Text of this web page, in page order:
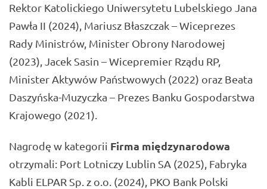
Rektor Katolickiego Uniwersytetu Lubelskiego Jana
Pawła II (2024), Mariusz Błaszczak – Wiceprezes
Rady Ministrów, Minister Obrony Narodowej
(2023), Jacek Sasin – Wicepremier Rządu RP,
Minister Aktywów Państwowych (2022) oraz Beata
Daszyńska-Muzyczka – Prezes Banku Gospodarstwa
Krajowego (2021).
Nagrodę w kategorii Firma międzynarodowa
otrzymali: Port Lotniczy Lublin SA (2025), Fabryka
Kabli ELPAR Sp. z o.o. (2024), PKO Bank Polski